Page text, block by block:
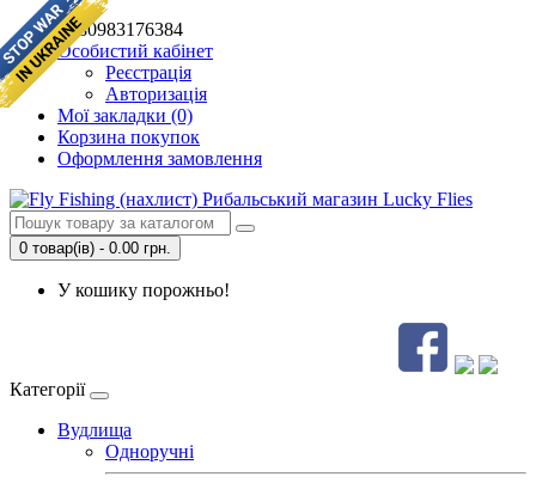
+380983176384
Особистий кабінет
Реєстрація
Авторизація
Мої закладки (0)
Корзина покупок
Оформлення замовлення
0 товар(ів) - 0.00 грн.
У кошику порожньо!
Категорії
Вудлища
Одноручні